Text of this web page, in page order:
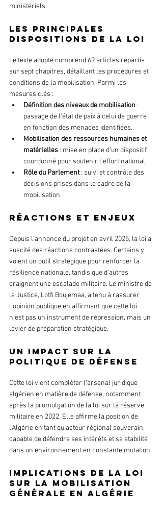
ministériels.
Les principales
dispositions de la loi
Le texte adopté comprend 69 articles répartis
sur sept chapitres, détaillant les procédures et
conditions de la mobilisation. Parmi les
mesures clés :
Définition des niveaux de mobilisation :
passage de l’état de paix à celui de guerre
en fonction des menaces identifiées.
Mobilisation des ressources humaines et
matérielles : mise en place d’un dispositif
coordonné pour soutenir l’effort national.
Rôle du Parlement : suivi et contrôle des
décisions prises dans le cadre de la
mobilisation.
Réactions et enjeux
Depuis l’annonce du projet en avril 2025, la loi a
suscité des réactions contrastées. Certains y
voient un outil stratégique pour renforcer la
résilience nationale, tandis que d’autres
craignent une escalade militaire. Le ministre de
la Justice, Lotfi Boujemaa, a tenu à rassurer
l’opinion publique en affirmant que cette loi
n’est pas un instrument de répression, mais un
levier de préparation stratégique.
Un impact sur la
politique de défense
Cette loi vient compléter l’arsenal juridique
algérien en matière de défense, notamment
après la promulgation de la loi sur la réserve
militaire en 2022. Elle affirme la position de
l’Algérie en tant qu’acteur régional souverain,
capable de défendre ses intérêts et sa stabilité
dans un environnement en constante mutation.
Implications de la loi
sur la mobilisation
générale en Algérie